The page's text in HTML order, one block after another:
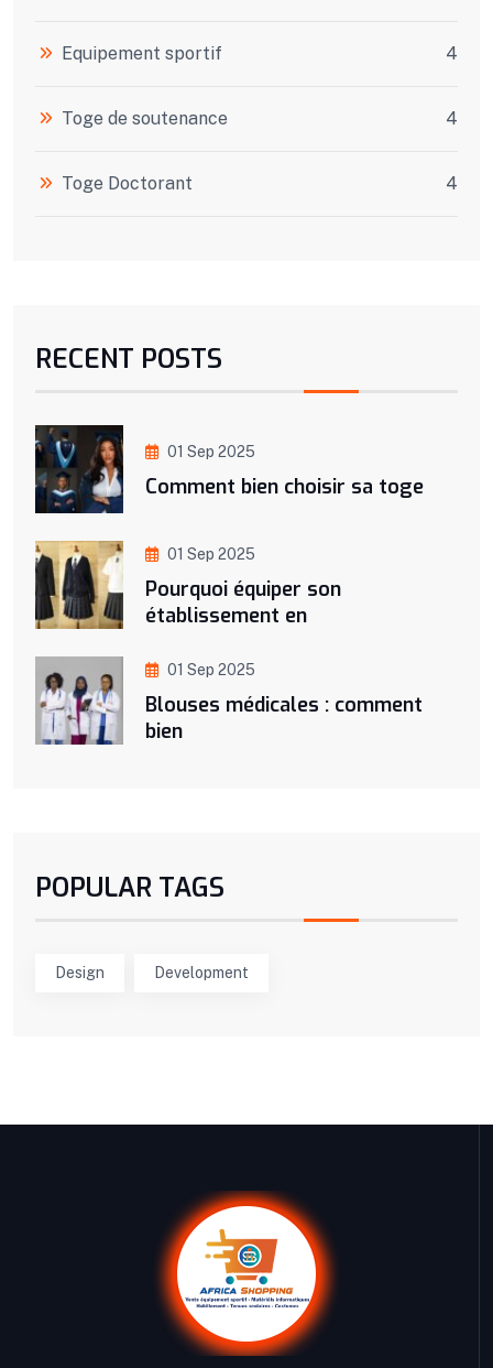
Equipement sportif 4
Toge de soutenance 4
Toge Doctorant 4
RECENT POSTS
01 Sep 2025
Comment bien choisir sa toge
01 Sep 2025
Pourquoi équiper son
établissement en
01 Sep 2025
Blouses médicales : comment
bien
POPULAR TAGS
Design Development